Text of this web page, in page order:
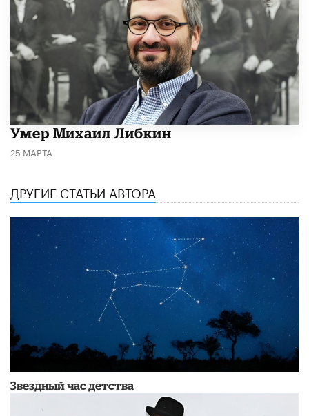
​Умер Михаил Либкин
25 МАРТА
ДРУГИЕ СТАТЬИ АВТОРА
Звездный час детства